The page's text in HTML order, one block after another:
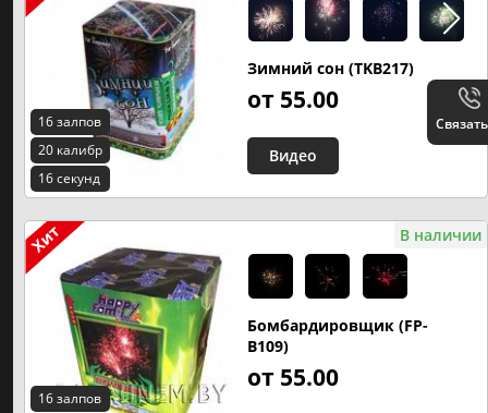
16 залпов
20 калибр
16 секунд
Зимний сон (TKB217)
от 55.00
Видео
16 залпов
Бомбардировщик (FP-
B109)
от 55.00
В наличии